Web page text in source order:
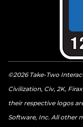
©2026 Take-Two
Civilization, Civ, 2K,
their respective logos
Software, Inc. All other